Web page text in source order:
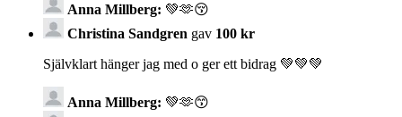
Anna Millberg: 💚🫶😚
Christina Sandgren gav 100 kr
Självklart hänger jag med o ger ett bidrag 💚💚💚
Anna Millberg: 💚🫶😙